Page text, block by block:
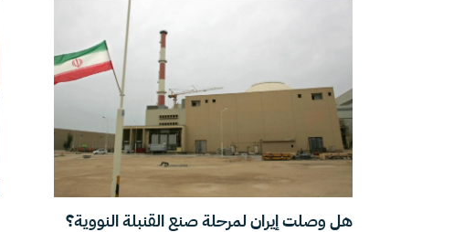
هل وصلت إيران لمرحلة صنع القنبلة النووية؟